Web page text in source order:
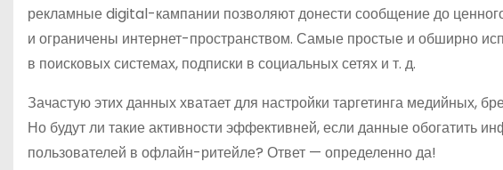
рекламные digital-кампании позволяют донести сообщение до
и ограничены интернет-пространством. Самые простые и обширно
в поисковых системах, подписки в социальных сетях и т. д.
Зачастую этих данных хватает для настройки таргетинга медийных,
Но будут ли такие активности эффективней, если данные обогатить
пользователей в офлайн-ритейле? Ответ — определенно да!